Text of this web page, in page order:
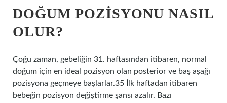
DOĞUM POZISYONU NASIL
OLUR?
Çoğu zaman, gebeliğin 31. haftasından itibaren, normal
doğum için en ideal pozisyon olan posterior ve baş aşağı
pozisyona geçmeye başlarlar.35 İlk haftadan itibaren
bebeğin pozisyon değiştirme şansı azalır. Bazı